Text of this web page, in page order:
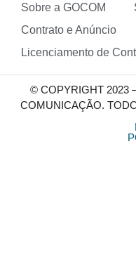
Sobre a GOCOM
Contrato e Anúncio
Licenciamento de
© COPYRIGHT 2023
COMUNICAÇÃO.